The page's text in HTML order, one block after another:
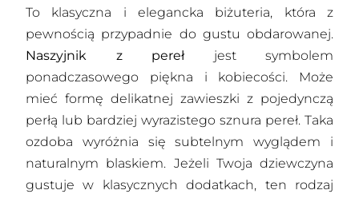
To klasyczna i elegancka biżuteria, która z
pewnością przypadnie do gustu obdarowanej.
Naszyjnik z pereł jest symbolem
ponadczasowego piękna i kobiecości. Może
mieć formę delikatnej zawieszki z pojedynczą
perłą lub bardziej wyrazistego sznura pereł. Taka
ozdoba wyróżnia się subtelnym wyglądem i
naturalnym blaskiem. Jeżeli Twoja dziewczyna
gustuje w klasycznych dodatkach, ten rodzaj